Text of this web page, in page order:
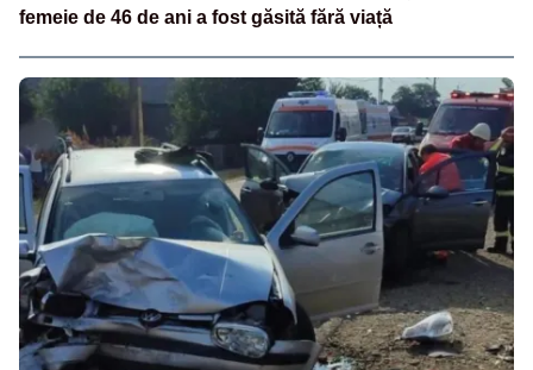
femeie de 46 de ani a fost găsită fără viață